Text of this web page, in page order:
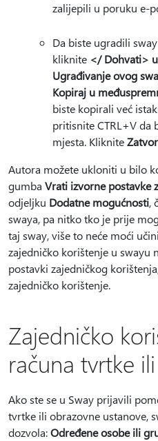
zalijepili u poruku e-
Da biste ugradili
kliknite </ Dohvati>
Ugrađivanje ovog
Kopiraj u
biste kopirali već
pritisnite CTRL+V da
mjesta. Kliknite
Autora možete ukloniti u bilo
gumba Vrati izvorne postavke
odjeljku Dodatne mogućnosti,
swaya, pa nitko tko je prije
taj sway, više to neće moći
zajedničko korištenje u swayu
postavki zajedničkog
zajedničko korištenje.
Zajedničko
računa tvrtke
Ako ste se u Sway prijavili
tvrtke ili obrazovne ustanove,
dozvola:Određene osobe ili